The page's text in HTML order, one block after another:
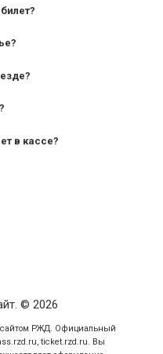
— от 10 лет и
7 лет.
в кассе?
заказа;
пассажира, на
© 2026
РЖД. Официальный
ticket.rzd.ru. Вы